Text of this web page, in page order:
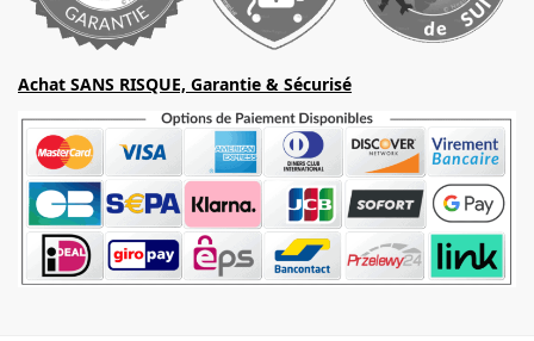
Achat SANS RISQUE, Garantie & Sécurisé